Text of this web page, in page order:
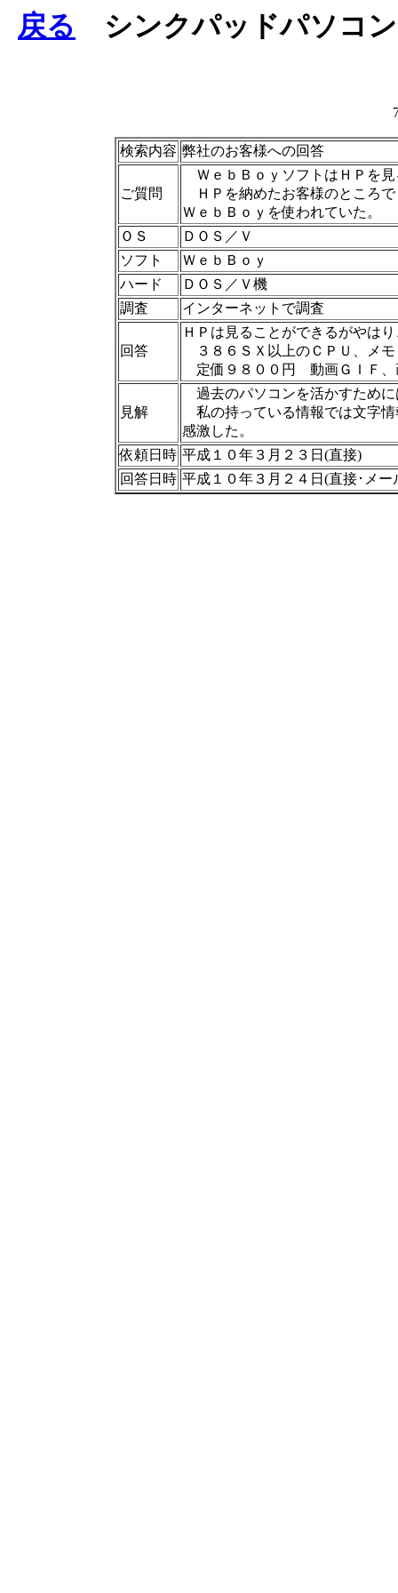
戻る シンクパッドパソコ
検索内容 弊社のお客様への回答
ご質問
ＷｅｂＢｏｙソフトはＨＰを
ＨＰを納めたお客様のところ
ＷｅｂＢｏｙを使われていた。
ＯＳ
ＤＯＳ／Ｖ
ソフト
ＷｅｂＢｏｙ
ハード
ＤＯＳ／Ｖ機
調査
インターネットで調査
回答
ＨＰは見ることができるがやは
３８６ＳＸ以上のＣＰＵ、メ
定価９８００円 動画ＧＩＦ、
見解
過去のパソコンを活かすため
私の持っている情報では文字
感激した。
依頼日時 平成１０年３月２３日(直接)
回答日時 平成１０年３月２４日(直接･メー